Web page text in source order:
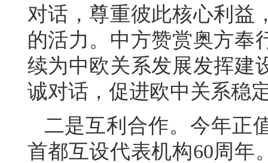
对话，尊重彼此核心利益
的活力。中方赞赏奥方奉
续为中欧关系发展发挥建
诚对话，促进欧中关系稳
二是互利合作。今年正
首都互设代表机构60周年